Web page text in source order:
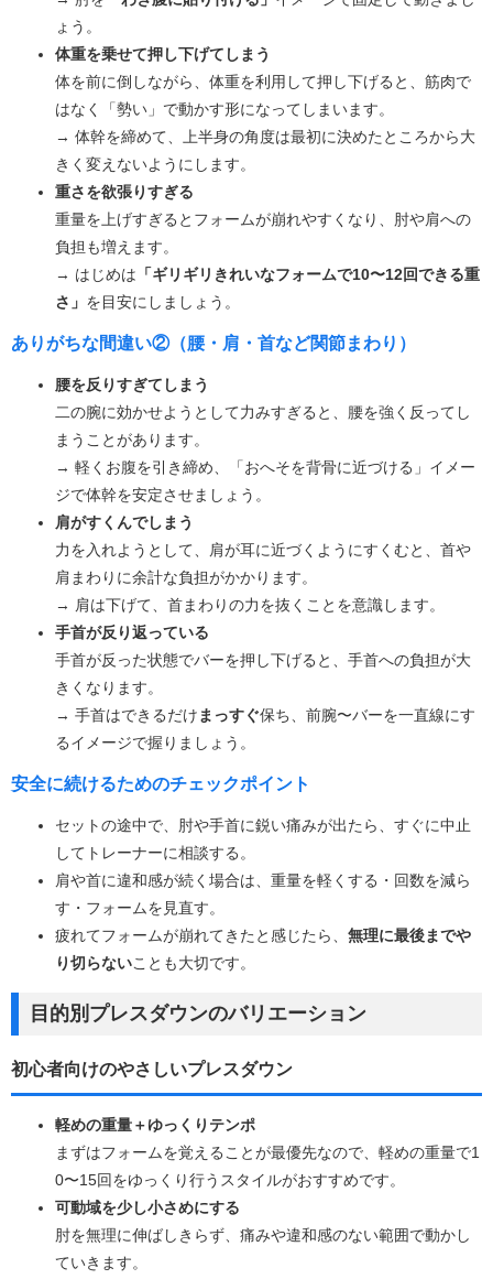
ょう。
体重を乗せて押し下げてしまう
体を前に倒しながら、体重を利用して押し下げると、筋肉で
はなく「勢い」で動かす形になってしまいます。
→ 体幹を締めて、上半身の角度は最初に決めたところから大
きく変えないようにします。
重さを欲張りすぎる
重量を上げすぎるとフォームが崩れやすくなり、肘や肩への
負担も増えます。
→ はじめは 「ギリギリきれいなフォームで10〜12回できる重
さ」 を目安にしましょう。
ありがちな間違い②（腰・肩・首など関節まわり）
腰を反りすぎてしまう
二の腕に効かせようとして力みすぎると、腰を強く反ってし
まうことがあります。
→ 軽くお腹を引き締め、「おへそを背骨に近づける」イメー
ジで体幹を安定させましょう。
肩がすくんでしまう
力を入れようとして、肩が耳に近づくようにすくむと、首や
肩まわりに余計な負担がかかります。
→ 肩は下げて、首まわりの力を抜くことを意識します。
手首が反り返っている
手首が反った状態でバーを押し下げると、手首への負担が大
きくなります。
→ 手首はできるだけ まっすぐ保ち、前腕〜バーを一直線にす
るイメージで握りましょう。
安全に続けるためのチェックポイント
セットの途中で、肘や手首に鋭い痛みが出たら、すぐに中止
してトレーナーに相談する。
肩や首に違和感が続く場合は、重量を軽くする・回数を減ら
す・フォームを見直す。
疲れてフォームが崩れてきたと感じたら、 無理に最後までや
り切らないことも大切です。
目的別プレスダウンのバリエーション
初心者向けのやさしいプレスダウン
軽めの重量＋ゆっくりテンポ
まずはフォームを覚えることが最優先なので、軽めの重量で1
0〜15回をゆっくり行うスタイルがおすすめです。
可動域を少し小さめにする
肘を無理に伸ばしきらず、痛みや違和感のない範囲で動かし
ていきます。